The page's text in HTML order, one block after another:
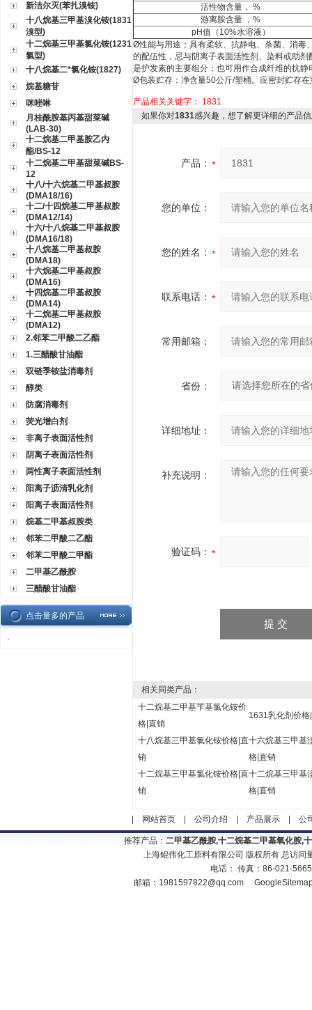
新洁尔灭(苯扎溴铵)
十八烷基三甲基溴化铵(1831
溴型)
十二烷基三甲基氯化铵(1231
氯型)
十八烷基二*氯化铵(1827)
烷基糖苷
咪唑啉
月桂酰胺基丙基甜菜碱
(LAB-30)
十二烷基二甲基胺乙内
酯/BS-12
十二烷基二甲基甜菜碱BS-
12
十八/十六烷基二甲基叔胺
(DMA18/16)
十二/十四烷基二甲基叔胺
(DMA12/14)
十六/十八烷基二甲基叔胺
(DMA16/18)
十八烷基二甲基叔胺
(DMA18)
十六烷基二甲基叔胺
(DMA16)
十四烷基二甲基叔胺
(DMA14)
十二烷基二甲基叔胺
(DMA12)
2.邻苯二甲酸二乙酯
1.三醋酸甘油酯
双链季铵盐消毒剂
醇类
防腐消毒剂
荧光增白剂
非离子表面活性剂
阴离子表面活性剂
两性离子表面活性剂
阳离子沥清乳化剂
阳离子表面活性剂
烷基二甲基叔胺类
邻苯二甲酸二乙酯
邻苯二甲酸二甲酯
二甲基乙酰胺
三醋酸甘油酯
点击量多的产品
·
活性物含量， %
游离胺含量 ， %
pH值 （10%水溶液 ）
Ø性能与用途；具有柔软、抗静电、杀菌、消毒
的配伍性，忌与阴离子表面活性剂、染料或助
是护发素的主要组分；也可用作合成纤维的抗
Ø包装贮存：净含量50公斤/塑桶。应密封贮存
产品相关关键字： 1831
如果你对1831感兴趣，想了解更详细的产品
产品：
您的单位：
您的姓名：
联系电话：
常用邮箱：
省份：
详细地址：
补充说明：
验证码：
相关同类产品：
十二烷基二甲基苄基氯化铵价
格|直销
1631乳化剂价格
十八烷基三甲基氯化铵价格|直
销
十六烷基三甲基
格|直销
十二烷基三甲基氯化铵价格|直
销
十二烷基三甲基
格|直销
网站首页| 公司介绍 产品展示| 公
推荐产品： 二甲基乙酰胺,十二烷基二甲基氧化胺,
上海鲲伟化工原料有限公司 版权所有 总访问
电话： 传真：86-021-
邮箱： 1981597822@qq.com